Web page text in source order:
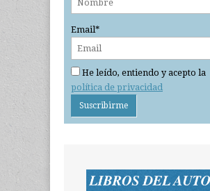
Email*
He leído, entiendo y acepto la
política de privacidad